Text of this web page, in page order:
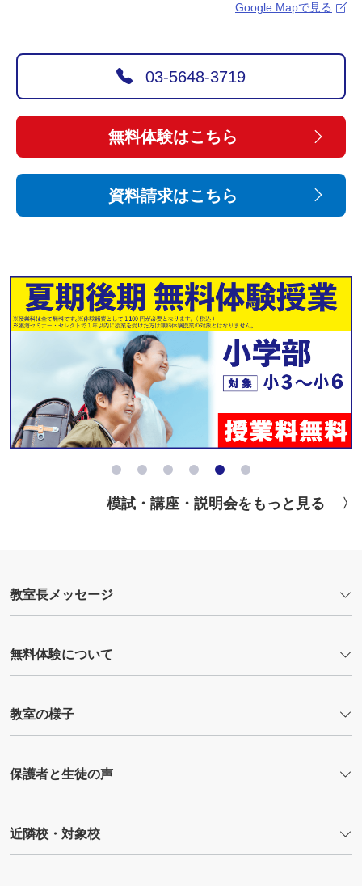
Google Mapで見る
03-5648-3719
無料体験はこちら
資料請求はこちら
模試・講座・説明会をもっと見る
教室長メッセージ
無料体験について
教室の様子
保護者と生徒の声
近隣校・対象校